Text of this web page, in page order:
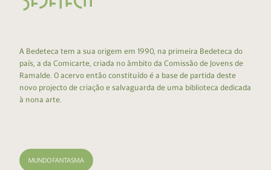
A Bedeteca tem a sua origem em 1990, na primeira Bedeteca do
país, a da Comicarte, criada no âmbito da Comissão de Jovens de
Ramalde. O acervo então constituído é a base de partida deste
novo projecto de criação e salvaguarda de uma biblioteca dedicada
à nona arte.